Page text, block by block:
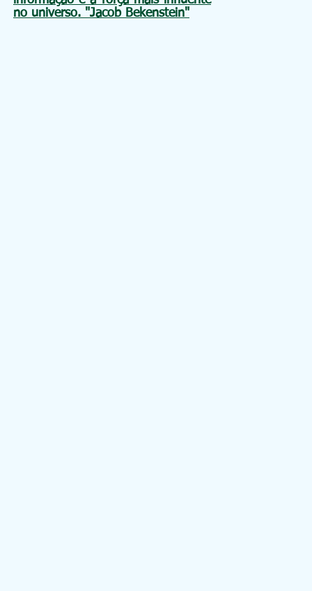
no universo. "Jacob Bekenstein"